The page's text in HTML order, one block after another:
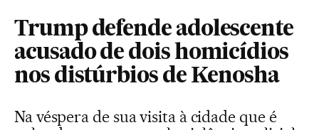
Trump defende adolescente
acusado de dois homicídios
nos distúrbios de Kenosha
Na véspera de sua visita à cidade que é